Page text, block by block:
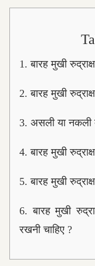
1.बारह मुखी
2.बारह मुखी
3. असली या नकली
4.बारह मुखी
5.बारह मुखी
6.बारह मुखी
रखनी चाहिए ?